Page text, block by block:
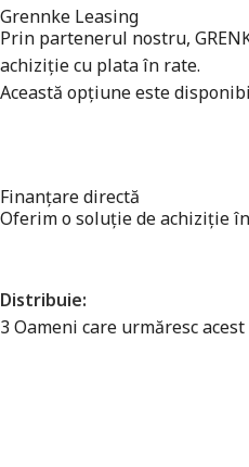
Grennke Leasing
Prin partenerul nostru,
achiziție cu plata în rate.
Această opțiune este
Finanțare directă
Oferim o soluție de achiziție
Distribuie:
3 Oameni care urmăresc